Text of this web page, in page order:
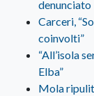
denunciato
Carceri,
coinvolti”
“All’isola
Elba”
Mola